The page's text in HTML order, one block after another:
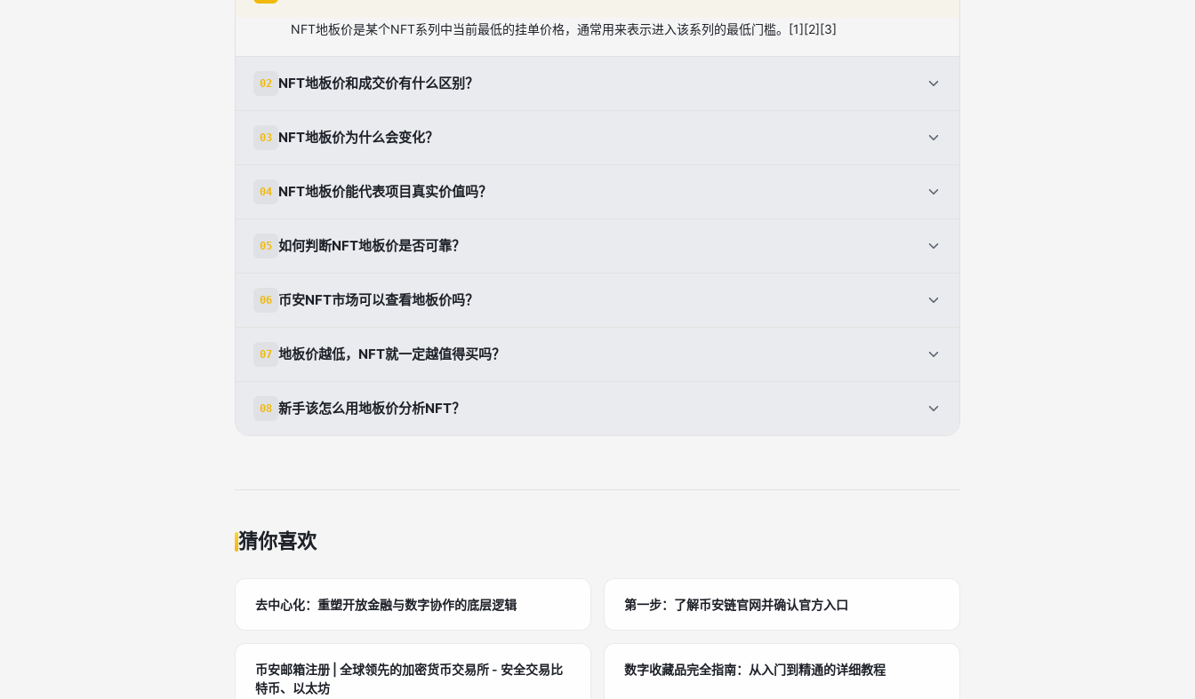
NFT地板价是某个NFT系列中当前最低的挂单价格，通常用来表示进入该系列的最低门槛。[1][2][3]
02 NFT地板价和成交价有什么区别？
03 NFT地板价为什么会变化？
04 NFT地板价能代表项目真实价值吗？
素。[2][3]
05 如何判断NFT地板价是否可靠？
06 币安NFT市场可以查看地板价吗？
价及实时变化。[1]
07 地板价越低，NFT就一定越值得买吗？
[3]
08 新手该怎么用地板价分析NFT？
猜你喜欢
去中心化：重塑开放金融与数字协作的底层逻辑 第一步：了解币安链官网并确认官方入口
币安邮箱注册 | 全球领先的加密货币交易所 - 安全交易比
特币、以太坊
数字收藏品完全指南：从入门到精通的详细教程